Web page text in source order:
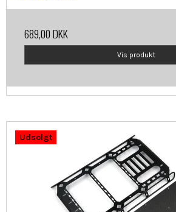
689,00 DKK
Vis produkt
Udsolgt